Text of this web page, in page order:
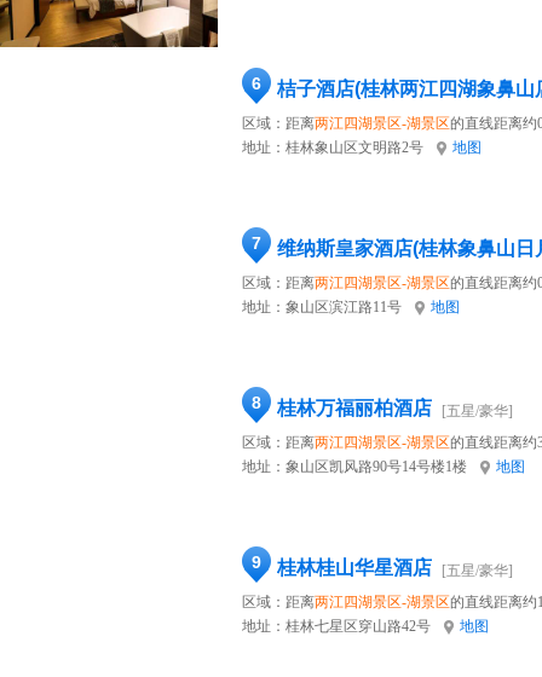
6 桔子酒店(桂林两江四湖象鼻山
区域：距离两江四湖景区-湖景区的直线距离约
地址： 桂林象山区文明路2号 地图
7 维纳斯皇家酒店(桂林象鼻山日
区域：距离两江四湖景区-湖景区的直线距离约
地址： 象山区滨江路11号 地图
8 桂林万福丽柏酒店
[五星/豪华]
区域：距离两江四湖景区-湖景区的直线距离约
地址： 象山区凯风路90号14号楼1楼 地图
9 桂林桂山华星酒店
[五星/豪华]
区域：距离两江四湖景区-湖景区的直线距离约
地址： 桂林七星区穿山路42号 地图